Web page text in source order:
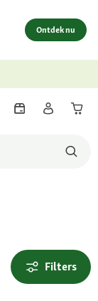
Ontdek nu
Filters